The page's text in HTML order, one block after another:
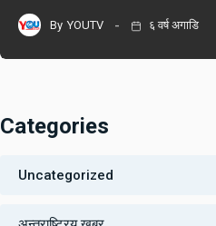
By YOUTV ६ वर्ष अगाडि
Categories
Uncategorized